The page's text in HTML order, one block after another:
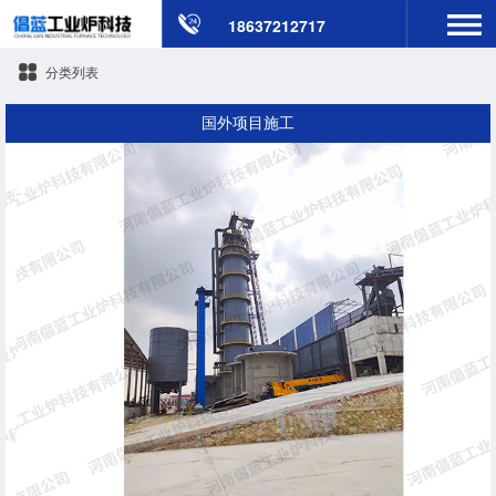
18637212717
分类列表
国外项目施工